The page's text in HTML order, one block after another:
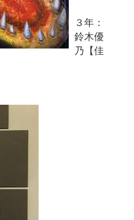
３年：
鈴木優
乃【佳